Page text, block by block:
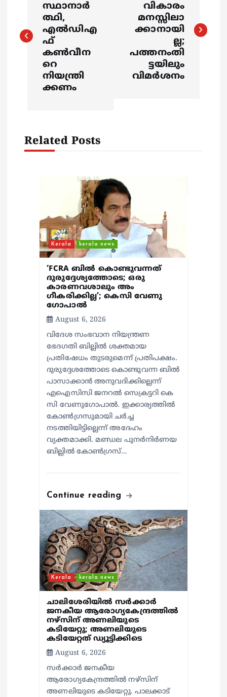
s
t
സ്ഥാനാർ
ത്ഥി,
എൽഡിഎ
ഫ്
കൺവീന
റെ
നിയന്ത്രി
ക്കണം
വികാരം
മനസ്സിലാ
ക്കാനായി
ല്ല;
പത്തനംതി
ട്ടയിലും
വിമർശനം
Related Posts
Kerala kerala news
‘FCRA ബിൽ കൊണ്ടുവന്നത്
ദുരുദ്ദേശ്യത്തോടെ; ഒരു
കാരണവശാലും അം​
ഗീകരിക്കില്ല’; കെസി വേണു​
ഗോപാൽ
August 6, 2026
വിദേശ സംഭവാന നിയന്ത്രണ
ഭേദഗതി ബില്ലിൽ ശക്തമായ
പ്രതിഷേധം തുടരുമെന്ന് പ്രതിപക്ഷം.
ദുരുദ്ദേശത്തോടെ കൊണ്ടുവന്ന ബിൽ
പാസാക്കാൻ അനുവദിക്കില്ലെന്ന്
എഐസിസി ജനറൽ സെക്രട്ടറി കെ
സി വേണുഗോപാൽ. ഇക്കാര്യത്തിൽ
കോൺഗ്രസുമായി ചർച്ച
നടത്തിയിട്ടില്ലെന്ന് അദേഹം
വ്യക്തമാക്കി. മണ്ഡല പുനർനിർണയ
ബില്ലിൽ കോൺഗ്രസ്…
Continue reading
Kerala kerala news
ചാലിശേരിയില്‍ സര്‍ക്കാര്‍
ജനകീയ ആരോഗ്യകേന്ദ്രത്തില്‍
നഴ്സിന് അണലിയുടെ
കടിയേറ്റു; അണലിയുടെ
കടിയേറ്റത് ഡ്യൂട്ടിക്കിടെ
August 6, 2026
സര്‍ക്കാര്‍ ജനകീയ
ആരോഗ്യകേന്ദ്രത്തില്‍ നഴ്സിന്
അണലിയുടെ കടിയേറ്റു. പാലക്കാട്